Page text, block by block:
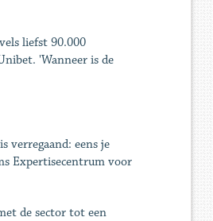
liefst 90.000
'Wanneer is de
verregaand: eens je
Expertisecentrum voor
de sector tot een